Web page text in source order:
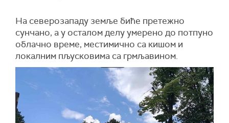
На северозападу земље биће претежно
сунчано, а у осталом делу умерено до потпуно
облачно време, местимично са кишом и
локалним пљусковима са грмљавином.